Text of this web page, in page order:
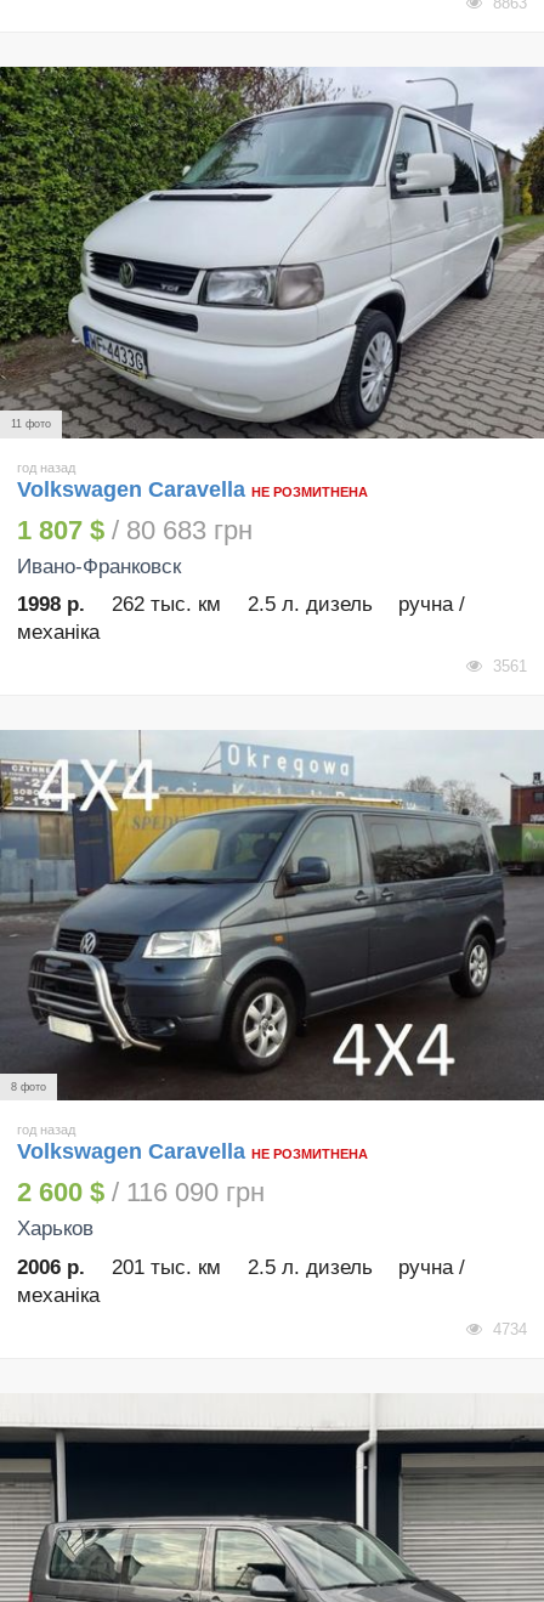
11 фото
год назад
Volkswagen Caravella НЕ РОЗМИТНЕНА
1 807 $ / 80 683 грн
Ивано-Франковск
1998 р.
262 тыс. км 2.5 л. дизель
ручна /
механіка
3561
8 фото
год назад
Volkswagen Caravella НЕ РОЗМИТНЕНА
2 600 $ / 116 090 грн
Харьков
2006 р.
201 тыс. км 2.5 л. дизель
ручна /
механіка
4734